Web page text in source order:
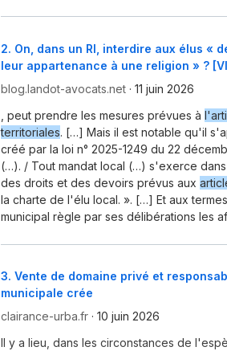
2. On, dans un RI, interdire aux élus «
leur appartenance à une religion » ?
blog.landot-avocats.net · 11 juin 2026
, peut prendre les mesures prévues à
territoriales. […] Mais il est notable qu'il
créé par la loi n° 2025-1249 du 22
(…). / Tout mandat local (…) s'exerce
des droits et des devoirs prévus aux
la charte de l'élu local. ». […] Et aux
municipal règle par ses délibérations les
3. Vente de domaine privé et
municipale crée
clairance-urba.fr · 10 juin 2026
Il y a lieu, dans les circonstances de